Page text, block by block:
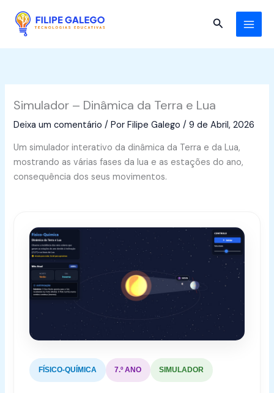
content
Search
Simulador – Dinâmica da Terra e Lua
Deixa um comentário / Por Filipe Galego/9 de Abril, 2026
Um simulador interativo da dinâmica da Terra e da Lua,
mostrando as várias fases da lua e as estações do ano,
consequência dos seus movimentos.
FÍSICO-QUÍMICA 7.º ANO SIMULADOR